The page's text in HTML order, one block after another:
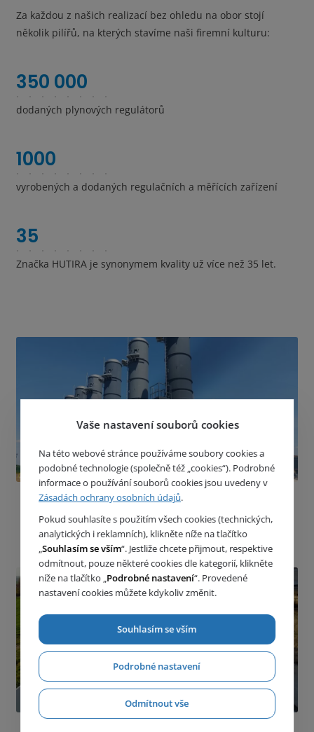
Za každou z našich realizací bez ohledu na obor stojí
několik pilířů, na kterých stavíme naši firemní kulturu:
350 000
dodaných plynových regulátorů
1000
vyrobených a dodaných regulačních a měřících zařízení
35
Značka HUTIRA je synonymem kvality už více než 35 let.
Vraňany
Projekt Vraňany
Vaše nastavení souborů cookies
Na této webové stránce používáme soubory cookies a
podobné technologie (společně též „cookies“). Podrobné
informace o používání souborů cookies jsou uvedeny v
Zásadách ochrany osobních údajů.
Pokud souhlasíte s použitím všech cookies (technických,
analytických i reklamních), klikněte níže na tlačítko
„Souhlasím se vším“. Jestliže chcete přijmout, respektive
odmítnout, pouze některé cookies dle kategorií, klikněte
níže na tlačítko „Podrobné nastavení“. Provedené
nastavení cookies můžete kdykoliv změnit.
Souhlasím se vším
Podrobné nastavení
Odmítnout vše